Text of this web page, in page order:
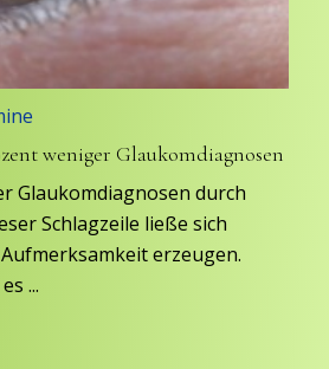
weniger Glaukomdiagnosen
Glaukomdiagnosen durch
Schlagzeile ließe sich
erzeugen.
...